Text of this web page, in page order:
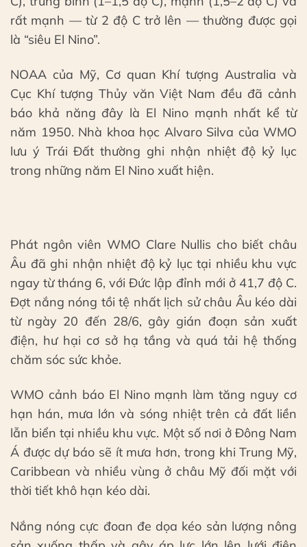
rất mạnh — từ 2 độ C trở lên — thường được gọi
là “siêu El Nino”.
NOAA của Mỹ, Cơ quan Khí tượng Australia và
Cục Khí tượng Thủy văn Việt Nam đều đã cảnh
báo khả năng đây là El Nino mạnh nhất kể từ
năm 1950. Nhà khoa học Alvaro Silva của WMO
lưu ý Trái Đất thường ghi nhận nhiệt độ kỷ lục
trong những năm El Nino xuất hiện.
Phát ngôn viên WMO Clare Nullis cho biết châu
Âu đã ghi nhận nhiệt độ kỷ lục tại nhiều khu vực
ngay từ tháng 6, với Đức lập đỉnh mới ở 41,7 độ C.
Đợt nắng nóng tồi tệ nhất lịch sử châu Âu kéo dài
từ ngày 20 đến 28/6, gây gián đoạn sản xuất
điện, hư hại cơ sở hạ tầng và quá tải hệ thống
chăm sóc sức khỏe.
WMO cảnh báo El Nino mạnh làm tăng nguy cơ
hạn hán, mưa lớn và sóng nhiệt trên cả đất liền
lẫn biển tại nhiều khu vực. Một số nơi ở Đông Nam
Á được dự báo sẽ ít mưa hơn, trong khi Trung Mỹ,
Caribbean và nhiều vùng ở châu Mỹ đối mặt với
thời tiết khô hạn kéo dài.
Nắng nóng cực đoan đe dọa kéo sản lượng nông